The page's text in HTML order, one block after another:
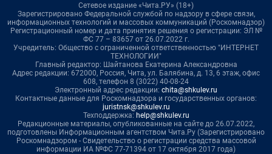
Сетевое издание «Чита.РУ» (18+)
Зарегистрировано Федеральной службой по надзору в сфере связи,
информационных технологий и массовых коммуникаций (Роскомнадзор)
Регистрационный номер и дата принятия решения о регистрации: ЭЛ №
ФС 77 – 83657 от 26.07.2022 г.
Учредитель: Общество с ограниченной ответственностью "ИНТЕРНЕТ
ТЕХНОЛОГИИ"
Главный редактор: Шайтанова Екатерина Александровна
Адрес редакции: 672000, Россия, Чита, ул. Балябина, д. 13, 6 этаж, офис
608, телефон 8 (3022) 40-08-24
Электронный адрес редакции: chita@shkulev.ru
Контактные данные для Роскомнадзора и государственных органов:
juristnsk@shkulev.ru
Техподдержка: help@shkulev.ru
Редакционные материалы, опубликованные на сайте до 26.07.2022,
подготовлены Информационным агентством Чита.Ру (Зарегистрировано
Роскомнадзором - Свидетельство о регистрации средства массовой
информации ИА №ФС 77-71394 от 17 октября 2017 года)